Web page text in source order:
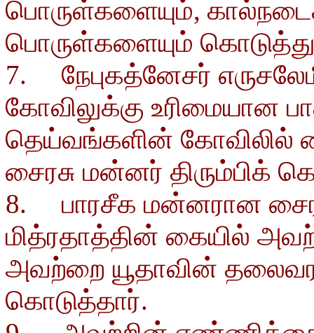
பொருள்களையும்,
பொருள்களையும்
7. நேபுகத்னேசர்
கோவிலுக்கு உரிமையான
தெய்வங்களின் கோவிலில்
சைரசு மன்னர் திரும்பிக்
8. பாரசீக மன்னரான
மித்ரதாத்தின் கையில்
அவற்றை யூதாவின்
கொடுத்தார்.